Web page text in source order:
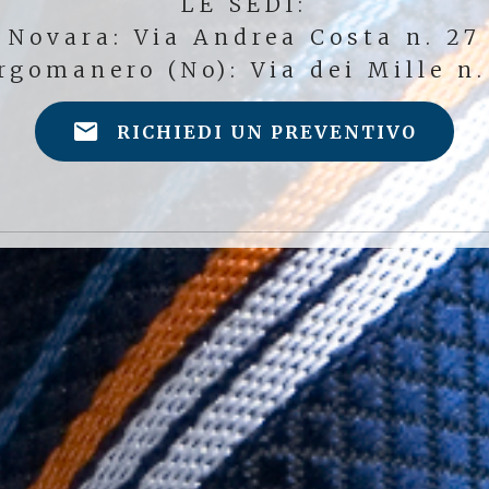
Novara: Via Andrea Costa n. 27
(No): Via dei Mille n.
RICHIEDI UN PREVENTIVO